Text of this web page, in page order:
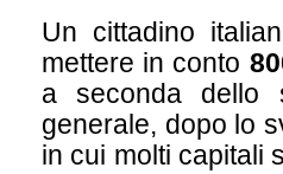
Un cittadino
mettere in conto
a seconda dello
generale, dopo lo
in cui molti capitali